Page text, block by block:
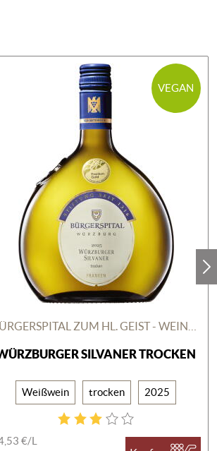
VEGAN
SILVANER TROCKEN
Weißwein trocken 2025
€/L